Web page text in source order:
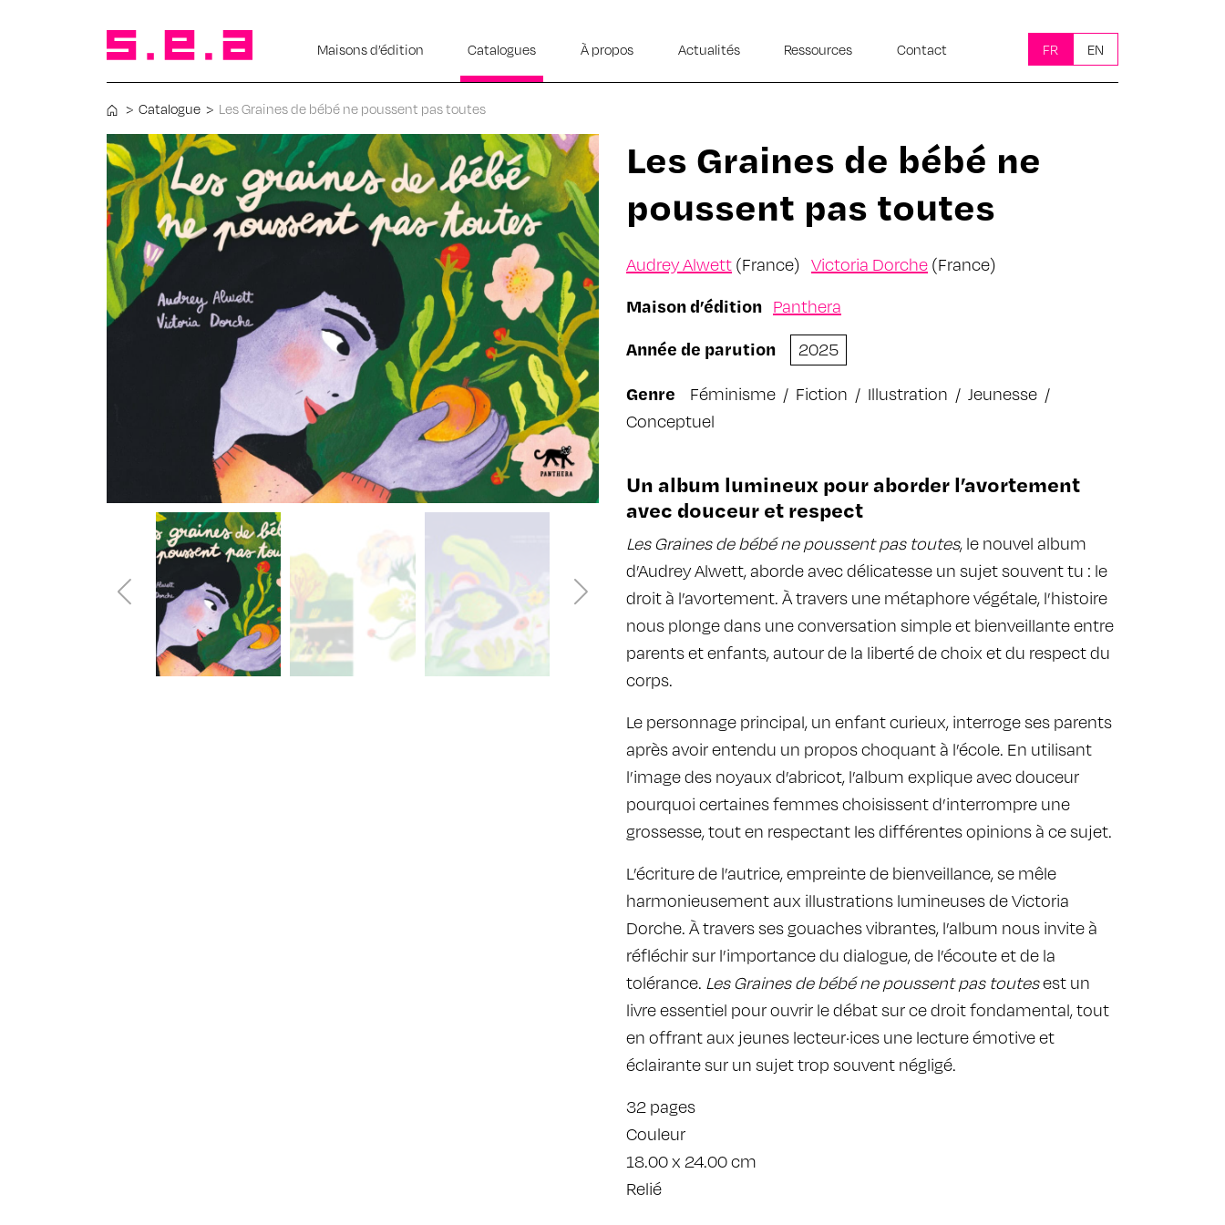
Maisons d’édition Catalogues À propos Actualités Ressources Contact FR EN
> Catalogue > Les Graines de bébé ne poussent pas toutes
Les Graines de bébé ne
poussent pas toutes
Audrey Alwett (France) Victoria Dorche (France)
Maison d’édition Panthera
Année de parution
2025
Genre
Féminisme / Fiction / Illustration / Jeunesse /
Conceptuel
Un album lumineux pour aborder l’avortement
avec douceur et respect
Les Graines de bébé ne poussent pas toutes, le nouvel album
d’Audrey Alwett, aborde avec délicatesse un sujet souvent tu : le
droit à l’avortement. À travers une métaphore végétale, l’histoire
nous plonge dans une conversation simple et bienveillante entre
parents et enfants, autour de la liberté de choix et du respect du
corps.
Le personnage principal, un enfant curieux, interroge ses parents
après avoir entendu un propos choquant à l’école. En utilisant
l’image des noyaux d’abricot, l’album explique avec douceur
pourquoi certaines femmes choisissent d’interrompre une
grossesse, tout en respectant les différentes opinions à ce sujet.
L’écriture de l’autrice, empreinte de bienveillance, se mêle
harmonieusement aux illustrations lumineuses de Victoria
Dorche. À travers ses gouaches vibrantes, l’album nous invite à
réfléchir sur l’importance du dialogue, de l’écoute et de la
tolérance. Les Graines de bébé ne poussent pas toutesest un
livre essentiel pour ouvrir le débat sur ce droit fondamental, tout
en offrant aux jeunes lecteur·ices une lecture émotive et
éclairante sur un sujet trop souvent négligé.
32 pages
Couleur
18.00 x 24.00 cm
Relié